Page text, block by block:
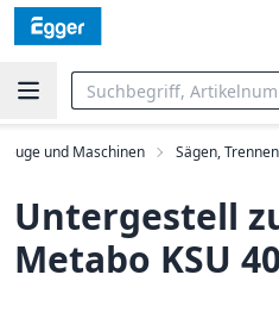
und Maschinen Sägen, Trennen
Untergestell
Metabo KSU